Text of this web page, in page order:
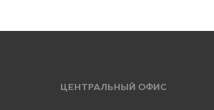
ЦЕНТРАЛЬНЫЙ ОФИС